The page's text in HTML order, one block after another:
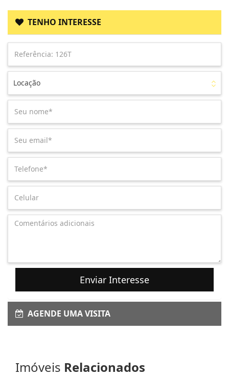
TENHO INTERESSE
Locação
Enviar Interesse
AGENDE UMA VISITA
Imóveis Relacionados